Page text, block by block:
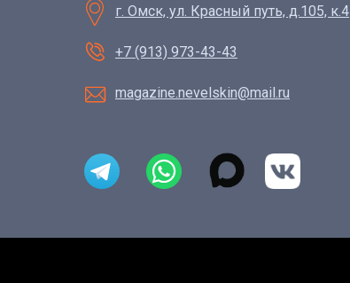
г. Омск, ул. Красный путь, д.105, к.4
+7 (913) 973-43-43
magazine.nevelskin@mail.ru